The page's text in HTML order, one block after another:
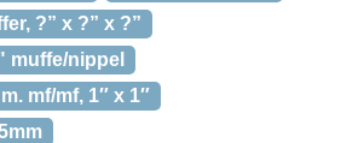
?” x ?” x ?”
muffe/nippel
mf/mf, 1″ x 1″